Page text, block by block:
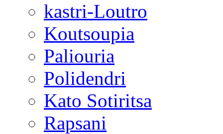
kastri-Loutro
Koutsoupia
Paliouria
Polidendri
Kato Sotiritsa
Rapsani